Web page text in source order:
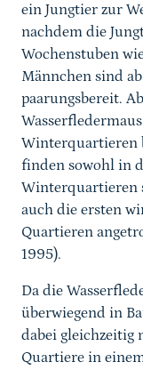
ein Jungtier zur
nachdem die
Wochenstuben
Männchen sind
paarungsbereit.
Winterquartieren
finden sowohl in
Winterquartieren
auch die ersten
Quartieren
1995).
Da die
überwiegend in
dabei gleichzeitig
Quartiere in